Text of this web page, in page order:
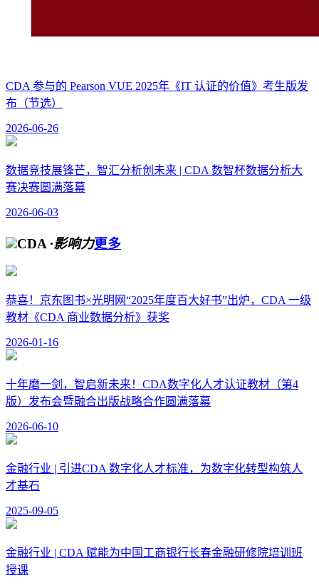
CDA 参与的 Pearson VUE 2025年《IT 认证的价值》考生版发
布（节选）
2026-06-26
数据竞技展锋芒，智汇分析创未来 | CDA 数智杯数据分析大
赛决赛圆满落幕
2026-06-03
CDA ·影响力更多
恭喜！京东图书×光明网“2025年度百大好书”出炉，CDA 一级
教材《CDA 商业数据分析》获奖
2026-01-16
十年磨一剑，智启新未来！CDA数字化人才认证教材（第4
版）发布会暨融合出版战略合作圆满落幕
2026-06-10
金融行业 | 引进CDA 数字化人才标准，为数字化转型构筑人
才基石
2025-09-05
金融行业 | CDA 赋能为中国工商银行长春金融研修院培训班
授课